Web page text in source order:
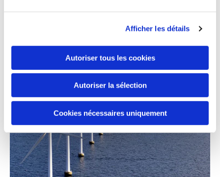
Afficher les détails
Autoriser tous les cookies
Autoriser la sélection
Cookies nécessaires uniquement
L’entreprise s’est donc naturellement implantée dans
différents pays afin de garder une structure proche
des clients. Nous sommes donc présents en France et
en Belgique.